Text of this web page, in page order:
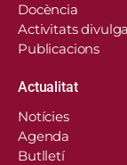
Docència
Activitats
Publicacions
Actualitat
Notícies
Agenda
Butlletí